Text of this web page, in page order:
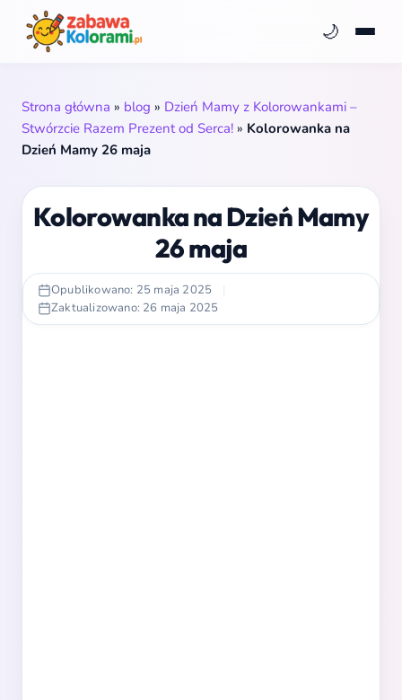
🌙
Strona główna » blog » Dzień Mamy z Kolorowankami –
Stwórzcie Razem Prezent od Serca! » Kolorowanka na
Dzień Mamy 26 maja
Kolorowanka na Dzień Mamy
26 maja
Opublikowano: 25 maja 2025
|
Zaktualizowano: 26 maja 2025